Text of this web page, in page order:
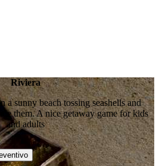
Riviera
a sunny beach tossing seashells and
them. A nice getaway game for kids
and adults